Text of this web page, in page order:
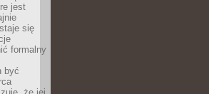
jest
się
formalny
być